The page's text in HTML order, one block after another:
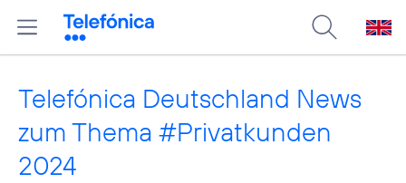
Telefónica Deutschland News
zum Thema #Privatkunden
2024